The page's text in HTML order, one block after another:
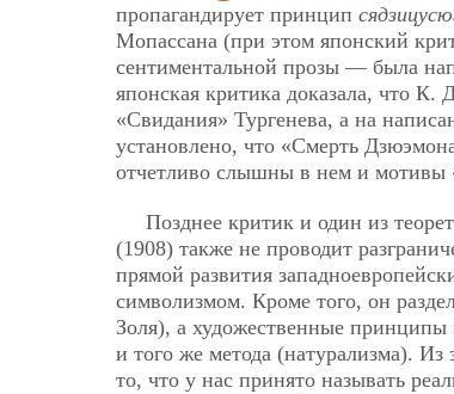
пропагандирует принцип
Мопассана (при этом японский
сентиментальной прозы — была
японская критика доказала, что
«Свидания» Тургенева, а на
установлено, что «Смерть
отчетливо слышны в нем и мотивы
Позднее критик и один из
(1908) также не проводит
прямой развития
символизмом. Кроме того, он
Золя), а художественные принципы
и того же метода (натурализма). Из
то, что у нас принято называть